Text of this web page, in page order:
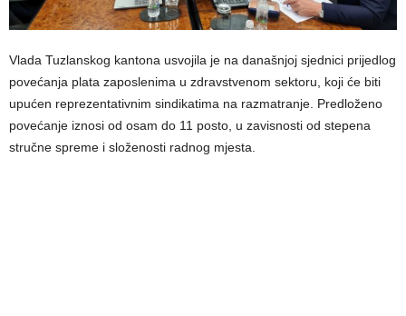
Vlada Tuzlanskog kantona usvojila je na današnjoj sjednici prijedlog
povećanja plata zaposlenima u zdravstvenom sektoru, koji će biti
upućen reprezentativnim sindikatima na razmatranje. Predloženo
povećanje iznosi od osam do 11 posto, u zavisnosti od stepena
stručne spreme i složenosti radnog mjesta.